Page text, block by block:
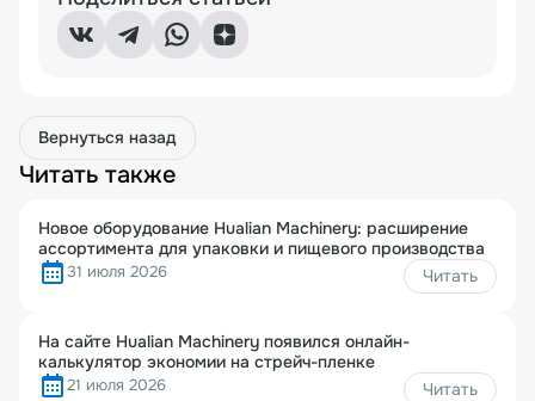
Вернуться назад
Читать также
Новое оборудование Hualian Machinery: расширение
ассортимента для упаковки и пищевого производства
31 июля 2026 Читать
На сайте Hualian Machinery появился онлайн-
калькулятор экономии на стрейч-пленке
21 июля 2026 Читать